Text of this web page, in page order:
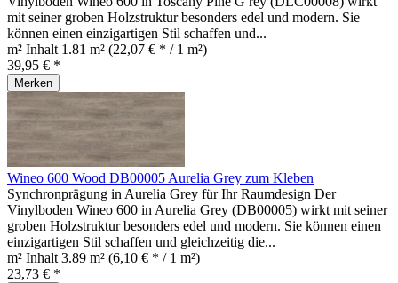
mit seiner groben Holzstruktur besonders edel und modern. Sie
können einen einzigartigen Stil schaffen und...
m² Inhalt 1.81 m² (22,07 € * / 1 m²)
39,95 € *
Merken
Wineo 600 Wood DB00005 Aurelia Grey zum Kleben
Synchronprägung in Aurelia Grey für Ihr Raumdesign Der
Vinylboden Wineo 600 in Aurelia Grey (DB00005) wirkt mit seiner
groben Holzstruktur besonders edel und modern. Sie können einen
einzigartigen Stil schaffen und gleichzeitig die...
m² Inhalt 3.89 m² (6,10 € * / 1 m²)
23,73 € *